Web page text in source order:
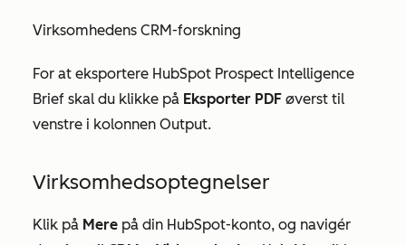
Virksomhedens CRM-forskning
For at eksportere HubSpot Prospect Intelligence
Brief skal du klikke på Eksporter PDF øverst til
venstre i kolonnen Output.
Virksomhedsoptegnelser
Klik på Mere på din HubSpot-konto, og navigér